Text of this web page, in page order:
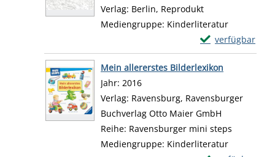
Verlag: Berlin, Reprodukt
Mediengruppe: Kinderliteratur
verfügbar
Exemplar-
Zum Download
Mein allererstes Bilderlexikon
Suche nach diesem Verfasser
Jahr: 2016
Verlag: Ravensburg, Ravensburger
Buchverlag Otto Maier GmbH
Reihe: Ravensburger mini steps
Mediengruppe: Kinderliteratur